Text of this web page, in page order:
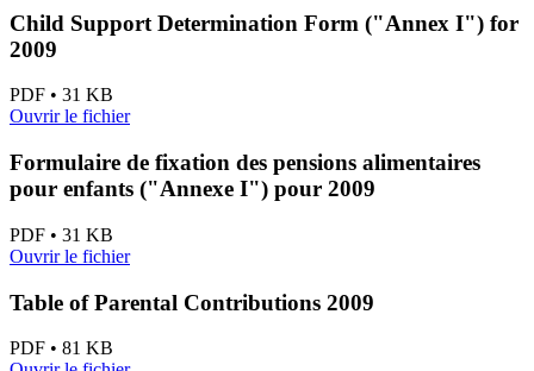
Child Support Determination Form ("Annex I") for
2009
PDF • 31 KB
Ouvrir le fichier
Formulaire de fixation des pensions alimentaires
pour enfants ("Annexe I") pour 2009
PDF • 31 KB
Ouvrir le fichier
Table of Parental Contributions 2009
PDF • 81 KB